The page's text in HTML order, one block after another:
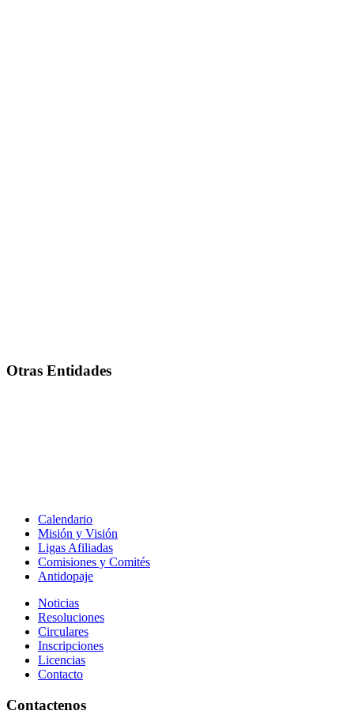
Otras Entidades
Calendario
Misión y Visión
Ligas Afiliadas
Comisiones y Comités
Antidopaje
Noticias
Resoluciones
Circulares
Inscripciones
Licencias
Contacto
Contactenos